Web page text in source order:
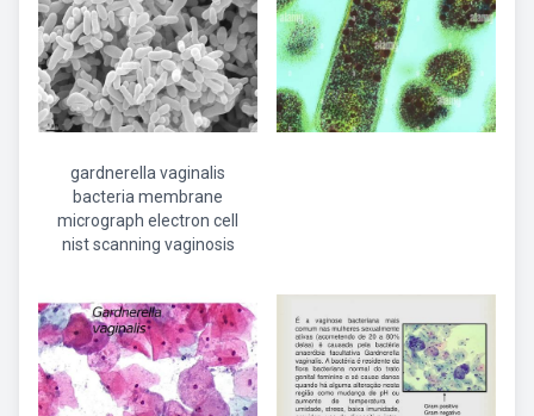
gardnerella vaginalis
bacteria membrane
micrograph electron cell
nist scanning vaginosis